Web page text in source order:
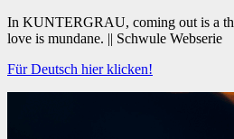
In KUNTERGRAU, coming out is a
love is mundane. || Schwule Webserie
Für Deutsch hier klicken!